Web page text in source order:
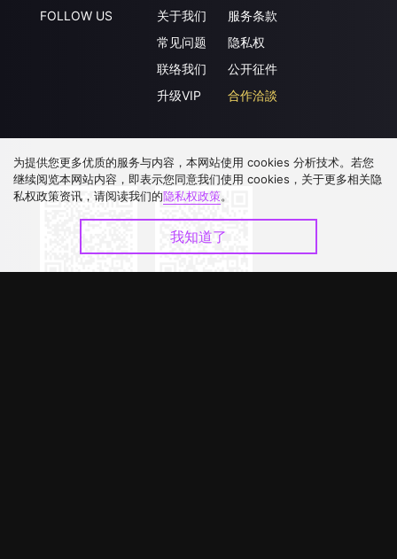
FOLLOW US
关于我们
常见问题
联络我们
升级VIP
服务条款
隐私权
公开征件
合作洽談
下载 APP
为提供您更多优质的服务与内容，本网站使用 cookies 分析技术。若您
继续阅览本网站内容，即表示您同意我们使用 cookies，关于更多相关隐
私权政策资讯，请阅读我们的隐私权政策。
我知道了